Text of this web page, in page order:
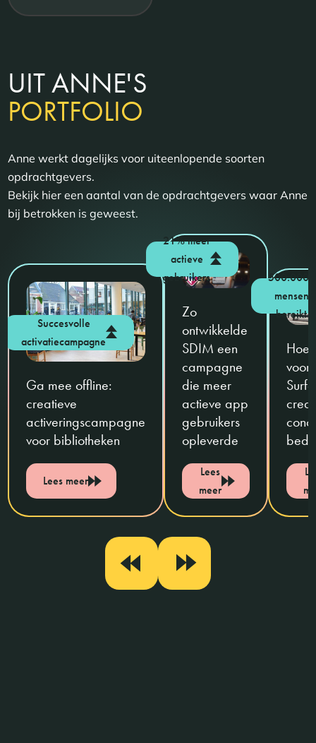
UIT ANNE'S
PORTFOLIO
Anne werkt dagelijks voor uiteenlopende soorten
opdrachtgevers.
Bekijk hier een aantal van de opdrachtgevers waar Anne
bij betrokken is geweest.
Succesvolle
activatiecampagne
Ga mee offline:
creatieve
activeringscampagne
voor bibliotheken
Lees meer
21% meer
actieve
gebruikers
Zo
ontwikkelde
SDIM een
campagne
die meer
actieve app
gebruikers
opleverde
Lees
meer
500.000+
mensen
bereikt
Hoe
voor